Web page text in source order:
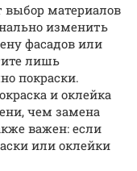
материалов
изменить
фасадов или
лишь
покраски.
и оклейка
чем замена
важен: если
или оклейки